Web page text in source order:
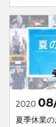
2020
夏季休業